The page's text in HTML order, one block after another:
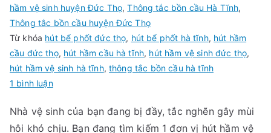
hầm vệ sinh huyện Đức Thọ,Thông tắc bồn cầu Hà Tĩnh,
Thông tắc bồn cầu huyện Đức Thọ
Từ khóa hút bể phốt đức thọ, hút bể phốt hà tĩnh, hút hầm
cầu đức thọ, hút hầm cầu hà tĩnh, hút hầm vệ sinh đức thọ,
hút hầm vệ sinh hà tĩnh,thông tắc bồn cầu hà tĩnh
1 bình luậnở
hầm
vệ
Nhà vệ sinh của bạn đang bị đầy, tắc nghẽn gây mùi
hôi khó chịu. Bạn đang tìm kiếm 1 đơn vị hút hầm vệ